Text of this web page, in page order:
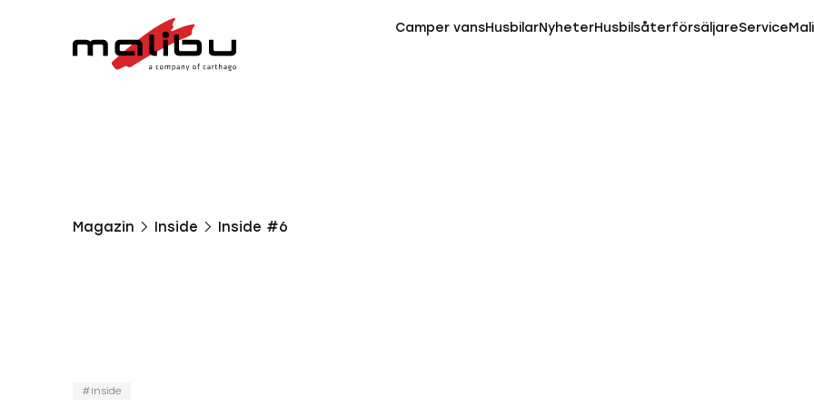
Camper vansHusbilarNyheterHusbilsåterförsäljareService
Magazin Inside Inside #6
Inside